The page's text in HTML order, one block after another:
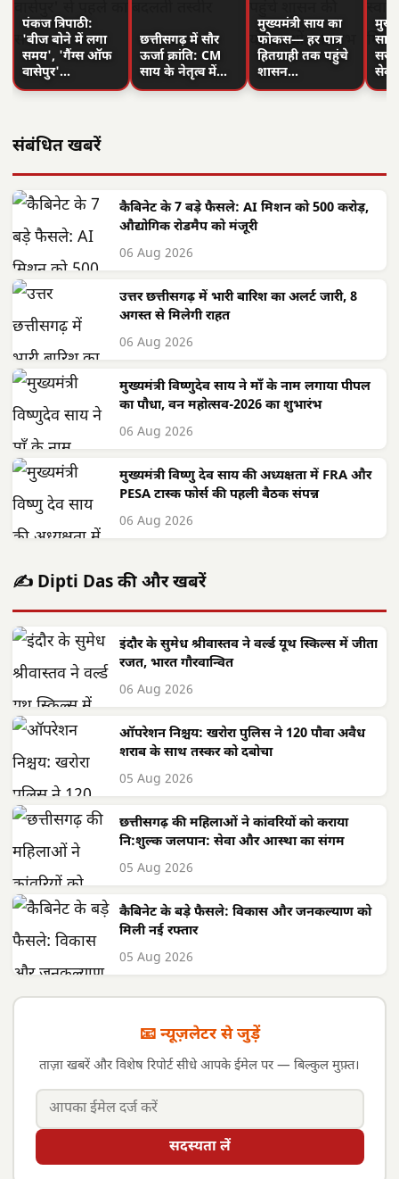
पंकज त्रिपाठी:
'बीज बोने में लगा
समय', 'गैंग्स ऑफ
वासेपुर'…
छत्तीसगढ़ में सौर
ऊर्जा क्रांति: CM
साय के नेतृत्व में…
मुख्यमंत्री साय का
फोकस— हर पात्र
हितग्राही तक पहुंचे
शासन…
संबंधित खबरें
कैबिनेट के 7 बड़े फैसले: AI मिशन को 500 करोड़,
औद्योगिक रोडमैप को मंजूरी
06 Aug 2026
उत्तर छत्तीसगढ़ में भारी बारिश का अलर्ट जारी, 8
अगस्त से मिलेगी राहत
06 Aug 2026
मुख्यमंत्री विष्णुदेव साय ने माँ के नाम लगाया पीपल
का पौधा, वन महोत्सव-2026 का शुभारंभ
06 Aug 2026
मुख्यमंत्री विष्णु देव साय की अध्यक्षता में FRA और
PESA टास्क फोर्स की पहली बैठक संपन्न
06 Aug 2026
✍️ Dipti Das की और खबरें
इंदौर के सुमेध श्रीवास्तव ने वर्ल्ड यूथ स्किल्स में जीता
रजत, भारत गौरवान्वित
06 Aug 2026
ऑपरेशन निश्चय: खरोरा पुलिस ने 120 पौवा अवैध
शराब के साथ तस्कर को दबोचा
05 Aug 2026
छत्तीसगढ़ की महिलाओं ने कांवरियों को कराया
नि:शुल्क जलपान: सेवा और आस्था का संगम
05 Aug 2026
कैबिनेट के बड़े फैसले: विकास और जनकल्याण को
मिली नई रफ्तार
05 Aug 2026
📧 न्यूज़लेटर से जुड़ें
ताज़ा खबरें और विशेष रिपोर्ट सीधे आपके ईमेल पर — बिल्कुल मुफ़्त।
सदस्यता लें